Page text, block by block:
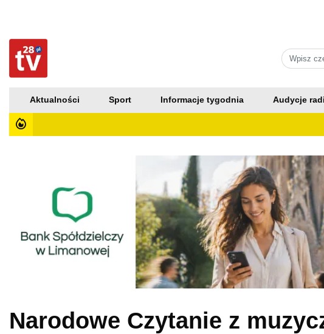
Aktualności Sport Informacje tygodnia Audycje
Narodowe Czytanie z